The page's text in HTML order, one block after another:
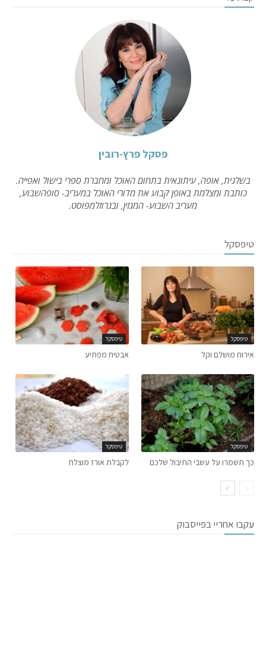
פסקל פרץ-רובין
בשלנית, אופה, עיתונאית בתחום האוכל ומחברת ספרי בישול ואפייה.
כותבת ומצלמת באופן קבוע את מדורי האוכל במעריב- סופהשבוע,
מעריב השבוע- המגזין, ובגרוזלמפוסט.
טיפסקל
טיפסקל
אירוח מושלם וקל
טיפסקל
אבטיח מפתיע
טיפסקל
כך תשמרו על עשבי התיבול שלכם
טיפסקל
לקבלת אורז מוצלח
עקבו אחריי בפייסבוק